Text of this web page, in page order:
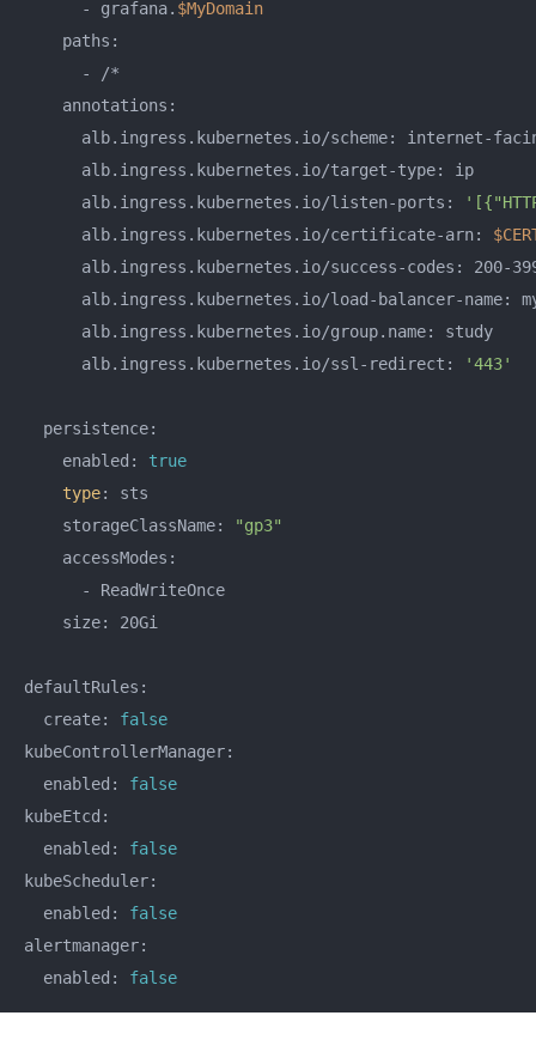
      - grafana.
$MyDomain
    paths:
      - /*
    annotations:
alb.ingress.kubernetes.io/scheme: internet-
      alb.ingress.kubernetes.io/target-type: ip
      alb.ingress.kubernetes.io/listen-ports:
      alb.ingress.kubernetes.io/certificate-arn:
alb.ingress.kubernetes.io/success-codes: 200-
alb.ingress.kubernetes.io/load-balancer-name:
      alb.ingress.kubernetes.io/group.name: study
      alb.ingress.kubernetes.io/ssl-redirect:
'443'
  persistence:
    enabled:
true
type: sts
    storageClassName:
"gp3"
    accessModes:
      - ReadWriteOnce
    size: 20Gi
defaultRules:
  create:
false
kubeControllerManager:
  enabled:
false
kubeEtcd:
  enabled:
false
kubeScheduler:
  enabled:
false
alertmanager:
  enabled:
false